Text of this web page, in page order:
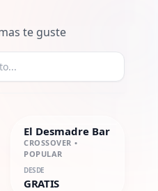
te guste
El Desmadre Bar
CROSSOVER •
POPULAR
DESDE
GRATIS